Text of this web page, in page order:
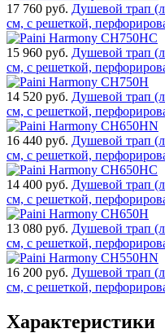
17 760 руб. Душевой трап
см, с решеткой,
15 960 руб. Душевой трап
см, с решеткой,
14 520 руб. Душевой трап
см, с решеткой,
16 440 руб. Душевой трап
см, с решеткой,
14 400 руб. Душевой трап
см, с решеткой,
13 080 руб. Душевой трап
см, с решеткой,
16 200 руб. Душевой трап
см, с решеткой,
Характеристики